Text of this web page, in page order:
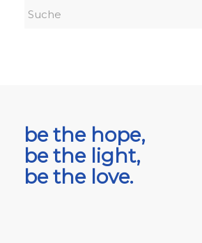
be the hope,
be the light,
be the love.